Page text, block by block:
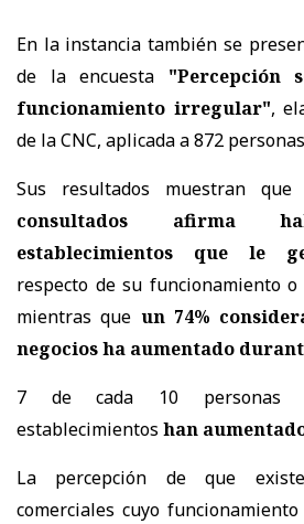
En la instancia también se
de la encuesta "Percepción
funcionamiento irregular",
de la CNC, aplicada a 872
Sus resultados muestran
consultados afirma
establecimientos que le
respecto de su funcionamiento o
mientras que un 74%
negocios ha aumentado
7 de cada 10 personas
establecimientos han
La percepción de que
comerciales cuyo